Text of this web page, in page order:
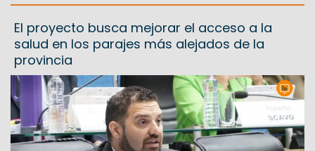
El proyecto busca mejorar el acceso a la
salud en los parajes más alejados de la
provincia